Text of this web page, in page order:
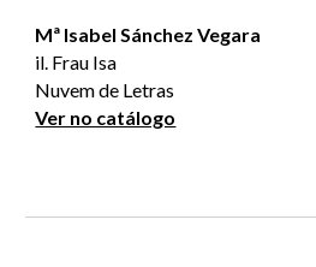
Mª Isabel Sánchez Vegara
il. Frau Isa
Nuvem de Letras
Ver no catálogo